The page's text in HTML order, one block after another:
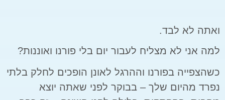
ואתה לא לבד.
למה אני לא מצליח לעבור יום בלי פורנו ואוננות?
כשהצפייה בפורנו וההרגל לאונן הופכים לחלק בלתי
נפרד מהיום שלך – בבוקר לפני שאתה יוצא